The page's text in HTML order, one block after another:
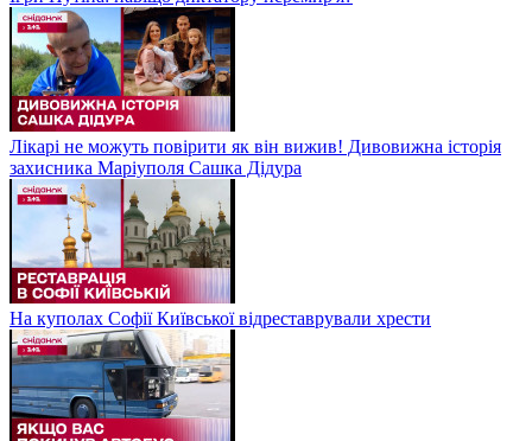
Лікарі не можуть повірити як він вижив! Дивовижна історія
захисника Маріуполя Сашка Дідура
На куполах Софії Київської відреставрували хрести